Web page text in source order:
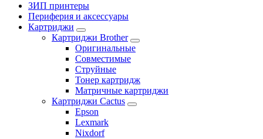
ЗИП принтеры
Периферия и аксессуары
Картриджи
Картриджи Brother
Оригинальные
Совместимые
Струйные
Тонер картридж
Матричные картриджи
Картриджи Cactus
Epson
Lexmark
Nixdorf